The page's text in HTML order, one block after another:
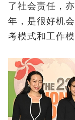
了社会责任，
年，是很好机
考模式和工作